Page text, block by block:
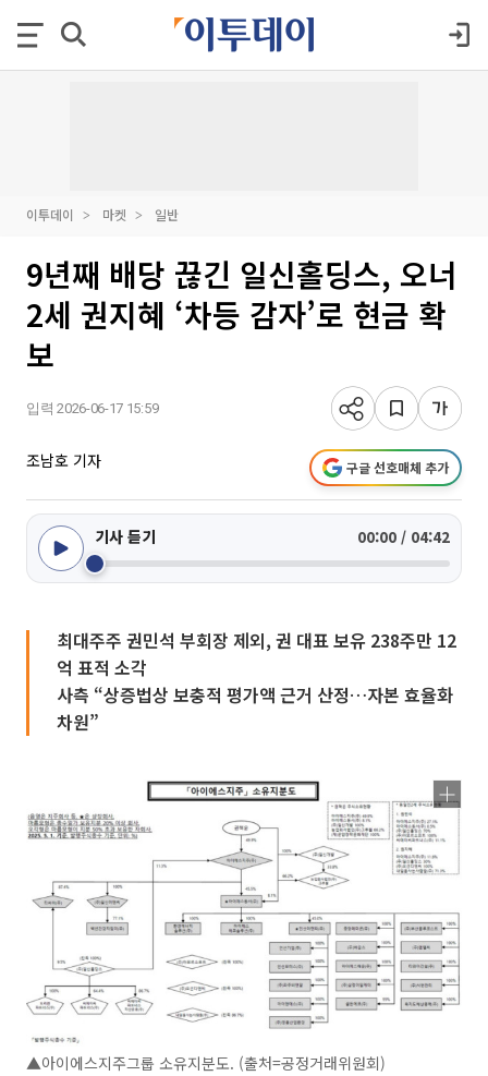
이투데이 마켓 일반
9년째 배당 끊긴 일신홀딩스, 오너
2세 권지혜 ‘차등 감자’로 현금 확
보
입력 2026-06-17 15:59
조남호 기자 구글 선호매체 추가
기사 듣기 00:00 / 04:42
최대주주 권민석 부회장 제외, 권 대표 보유 238주만 12
억 표적 소각
사측 “상증법상 보충적 평가액 근거 산정…자본 효율화
차원”
▲아이에스지주그룹 소유지분도. (출처=공정거래위원회)